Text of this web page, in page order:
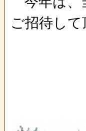
ご招待し